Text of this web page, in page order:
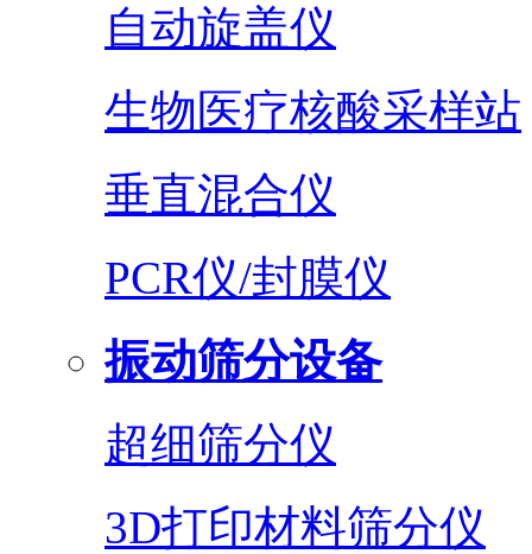
自动旋盖仪
生物医疗核酸采样站
垂直混合仪
PCR仪/封膜仪
振动筛分设备
超细筛分仪
3D打印材料筛分仪